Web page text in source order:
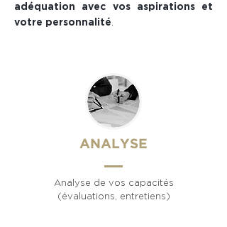
Analyse de vos capacités
(évaluations, entretiens)
ANALYSE
adéquation avec vos aspirations et
votre personnalité